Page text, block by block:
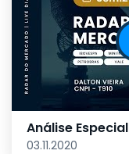
Análise Especial
03.11.2020